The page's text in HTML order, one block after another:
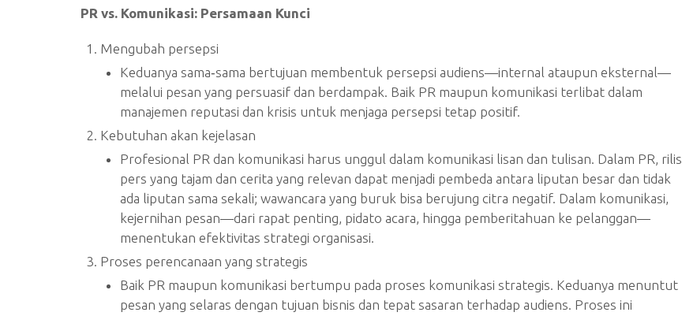
PR vs. Komunikasi: Persamaan Kunci
Mengubah persepsi
Keduanya sama‑sama bertujuan membentuk persepsi audiens—internal ataupun eksternal—
melalui pesan yang persuasif dan berdampak. Baik PR maupun komunikasi terlibat dalam
manajemen reputasi dan krisis untuk menjaga persepsi tetap positif.
Kebutuhan akan kejelasan
Profesional PR dan komunikasi harus unggul dalam komunikasi lisan dan tulisan. Dalam PR, rilis
pers yang tajam dan cerita yang relevan dapat menjadi pembeda antara liputan besar dan tidak
ada liputan sama sekali; wawancara yang buruk bisa berujung citra negatif. Dalam komunikasi,
kejernihan pesan—dari rapat penting, pidato acara, hingga pemberitahuan ke pelanggan—
menentukan efektivitas strategi organisasi.
Proses perencanaan yang strategis
Baik PR maupun komunikasi bertumpu pada proses komunikasi strategis. Keduanya menuntut
pesan yang selaras dengan tujuan bisnis dan tepat sasaran terhadap audiens. Proses ini